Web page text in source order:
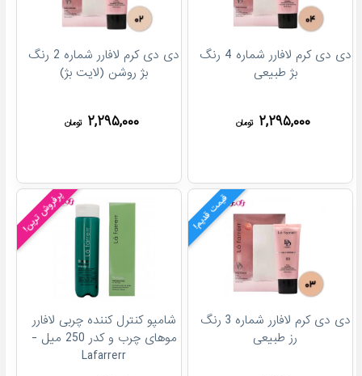
دی دی کرم لافارر شماره 4 رنگ
بژ طبیعی
۲,۲۹۵,۰۰۰ تومان
دی دی کرم لافارر شماره 2 رنگ
بژ روشن (لایت بژ)
۲,۲۹۵,۰۰۰ تومان
قیمت قدیم!
دی دی کرم لافارر شماره 3 رنگ
رز طبیعی
پرفروش ترین!
شامپو کنترل کننده چربی لافارر
موهای چرب و کدر 250 میل -
Lafarrerr